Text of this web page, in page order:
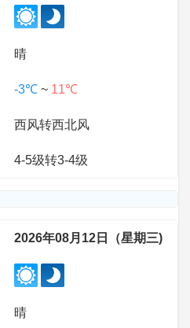
晴
-3℃ ~ 11℃
西风转西北风
4-5级转3-4级
2026年08月12日（星期三)
晴